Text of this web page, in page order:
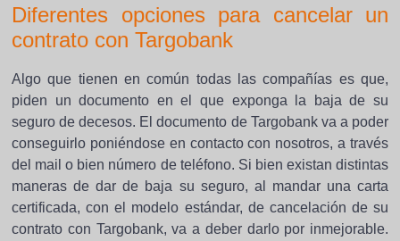
Diferentes opciones para cancelar un
contrato con Targobank
Algo que tienen en común todas las compañías es que,
piden un documento en el que exponga la baja de su
seguro de decesos. El documento de Targobank va a poder
conseguirlo poniéndose en contacto con nosotros, a través
del mail o bien número de teléfono. Si bien existan distintas
maneras de dar de baja su seguro, al mandar una carta
certificada, con el modelo estándar, de cancelación de su
contrato con Targobank, va a deber darlo por inmejorable.